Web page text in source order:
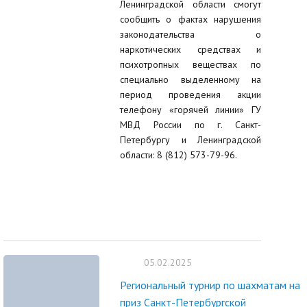
Ленинградской области смогут
сообщить о фактах нарушения
законодательства о
наркотических средствах и
психотропных веществах по
специально выделенному на
период проведения акции
телефону «горячей линии» ГУ
МВД России по г. Санкт-
Петербургу и Ленинградской
области: 8 (812) 573-79-96.
05.02.2025
Региональный турнир по шахматам на
приз Санкт-Петербургской